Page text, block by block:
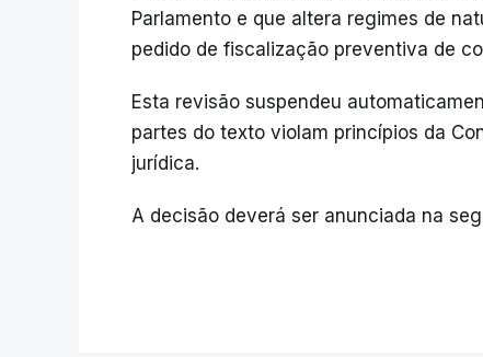
Parlamento e que altera regimes de
pedido de fiscalização preventiva de
Esta revisão suspendeu
partes do texto violam princípios da
jurídica.
A decisão deverá ser anunciada na